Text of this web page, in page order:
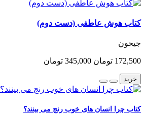
کتاب هوش عاطفی (دست دوم)
جیحون
172,500 تومان 345,000 تومان
خرید
کتاب چرا انسان های خوب رنج می بینند؟